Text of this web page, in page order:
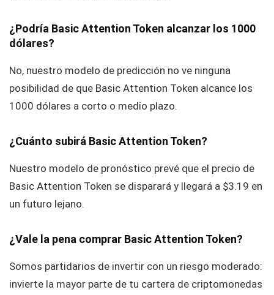
¿Podría Basic Attention Token alcanzar los 1000
dólares?
No, nuestro modelo de predicción no ve ninguna
posibilidad de que Basic Attention Token alcance los
1000 dólares a corto o medio plazo.
¿Cuánto subirá Basic Attention Token?
Nuestro modelo de pronóstico prevé que el precio de
Basic Attention Token se disparará y llegará a $3.19 en
un futuro lejano.
¿Vale la pena comprar Basic Attention Token?
Somos partidarios de invertir con un riesgo moderado:
invierte la mayor parte de tu cartera de criptomonedas